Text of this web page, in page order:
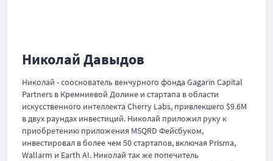
Николай Давыдов
Николай - сооснователь венчурного фонда Gagarin Capital
Partners в Кремниевой Долине и стартапа в области
искусственного интеллекта Cherry Labs, привлекшего $9.6M
в двух раундах инвестиций. Николай приложил руку к
приобретению приложения MSQRD Фейсбуком,
инвестировал в более чем 50 стартапов, включая Prisma,
Wallarm и Earth AI. Николай так же попечитель